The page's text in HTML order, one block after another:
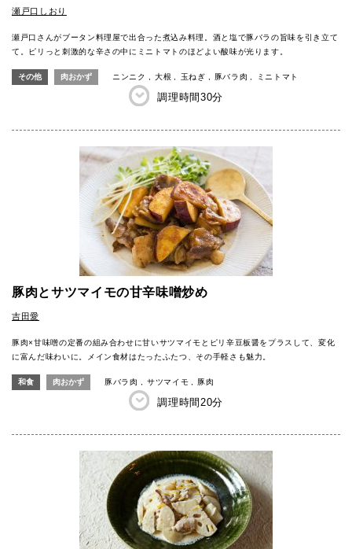
瀬戸口しおり
瀬戸口さんがブータン料理屋で出合った煮込み料理。酒と塩で豚バラの旨味を引き立て
て。ピリっと刺激的な辛さの中にミニトマトのほどよい酸味が光ります。
その他 肉おかず ニンニク 大根 玉ねぎ 豚バラ肉 ミニトマト
調理時間30分
豚肉とサツマイモの甘辛味噌炒め
吉田愛
豚肉×甘味噌の定番の組み合わせに甘いサツマイモとピリ辛豆板醤をプラスして、変化
に富んだ味わいに。メイン食材はたったふたつ、その手軽さも魅力。
和食 肉おかず 豚バラ肉 サツマイモ 豚肉
調理時間 20分